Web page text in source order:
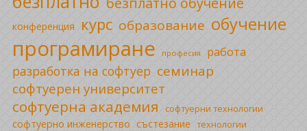
конференция курс образование обучение
програмиране професия работа
разработка на софтуер семинар
софтуерен университет
софтуерна академия софтуерни технологии
софтуерно инженерство състезание технологии